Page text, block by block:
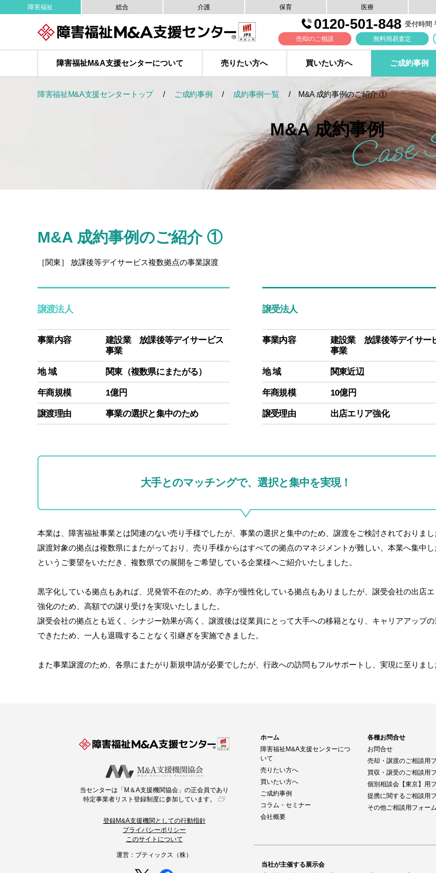
障害福祉 総合 介護 保育 医療
0120-501-848 受付時間
売却のご相談 無料簡易査定
障害福祉M&A支援センターについて 売りたい方へ 買いたい方へ ご成約事例
障害福祉M&A支援センタートップ ご成約事例 成約事例一覧 M&A 成約事例のご紹介 ①
M&A 成約事例
M&A 成約事例のご紹介 ①
［関東］ 放課後等デイサービス複数拠点の事業譲渡
譲渡法人
事業内容
建設業 放課後等デイサービス
事業
地 域 関東（複数県にまたがる）
年商規模 1億円
譲渡理由 事業の選択と集中のため
譲受法人
事業内容
建設業 放課後等デイサー
事業
地 域 関東近辺
年商規模 10億円
譲受理由 出店エリア強化
大手とのマッチングで、選択と集中を実現！
本業は、障害福祉事業とは関連のない売り手様でしたが、事業の選択と集中のため、譲渡をご検討されておりまし
譲渡対象の拠点は複数県にまたがっており、売り手様からはすべての拠点のマネジメントが難しい、本業へ集中し
というご要望をいただき、複数県での展開をご希望している企業様へご紹介いたしました。
黒字化している拠点もあれば、児発管不在のため、赤字が慢性化している拠点もありましたが、譲受会社の出店エ
強化のため、高額での譲り受けを実現いたしました。
譲受会社の拠点とも近く、シナジー効果が高く、譲渡後は従業員にとって大手への移籍となり、キャリアアップの
できたため、一人も退職することなく引継ぎを実施できました。
また事業譲渡のため、各県にまたがり新規申請が必要でしたが、行政への訪問もフルサポートし、実現に至りまし
当センターは「M＆A支援機関協会」の正会員であり
特定事業者リスト登録制度に参加しています。
登録M&A支援機関としての行動指針
プライバシーポリシー
このサイトについて
運営：ブティックス（株）
ホーム
障害福祉M&A支援センターにつ
いて
売りたい方へ
買いたい方へ
ご成約事例
コラム・セミナー
会社概要
各種お問合せ
お問合せ
売却・譲渡のご相談用
買収・譲受のご相談用
個別相談会【東京】用
提携に関するご相談用
その他ご相談用フォーム
当社が主催する展示会